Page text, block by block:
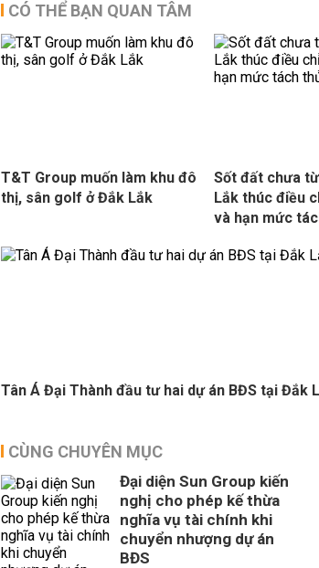
CÓ THỂ BẠN QUAN TÂM
T&T Group muốn làm khu đô
thị, sân golf ở Đắk Lắk
Sốt đất chưa
Lắk thúc điều
và hạn mức
Tân Á Đại Thành đầu tư hai dự án BĐS tại Đắk
CÙNG CHUYÊN MỤC
Đại diện Sun Group kiến
nghị cho phép kế thừa
nghĩa vụ tài chính khi
chuyển nhượng dự án
BĐS